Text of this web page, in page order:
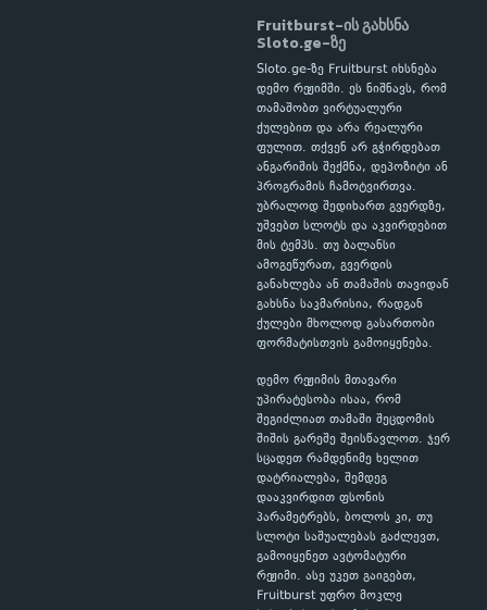
Fruitburst-ის გახსნა
Sloto.ge-ზე
Sloto.ge-ზე Fruitburst იხსნება
დემო რეჟიმში. ეს ნიშნავს, რომ
თამაშობთ ვირტუალური
ქულებით და არა რეალური
ფულით. თქვენ არ გჭირდებათ
ანგარიშის შექმნა, დეპოზიტი ან
პროგრამის ჩამოტვირთვა.
უბრალოდ შედიხართ გვერდზე,
უშვებთ სლოტს და აკვირდებით
მის ტემპს. თუ ბალანსი
ამოგეწურათ, გვერდის
განახლება ან თამაშის თავიდან
გახსნა საკმარისია, რადგან
ქულები მხოლოდ გასართობი
ფორმატისთვის გამოიყენება.
დემო რეჟიმის მთავარი
უპირატესობა ისაა, რომ
შეგიძლიათ თამაში შეცდომის
შიშის გარეშე შეისწავლოთ. ჯერ
სცადეთ რამდენიმე ხელით
დატრიალება, შემდეგ
დააკვირდით ფსონის
პარამეტრებს, ბოლოს კი, თუ
სლოტი საშუალებას გაძლევთ,
გამოიყენეთ ავტომატური
რეჟიმი. ასე უკეთ გაიგებთ,
Fruitburst უფრო მოკლე